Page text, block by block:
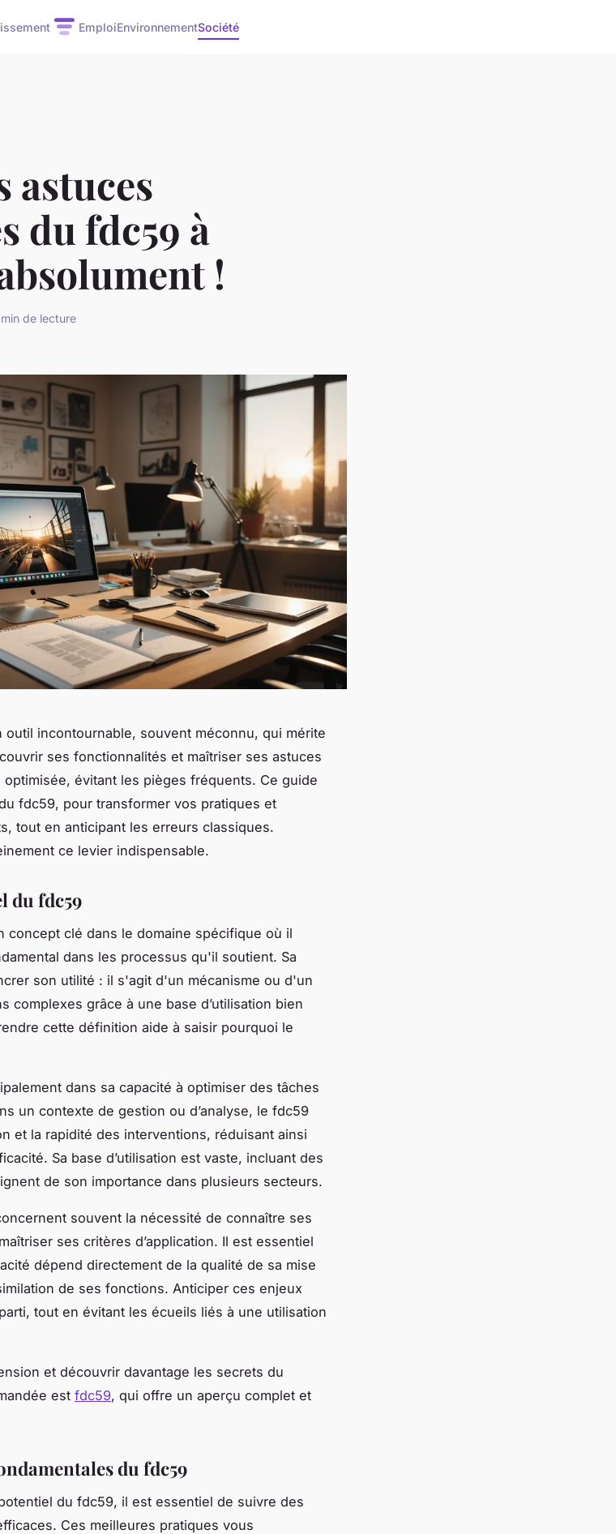
EmploiEnvironnementSociété
astuces
du fdc59 à
!
de lecture
outil incontournable, souvent méconnu, qui mérite
ses fonctionnalités et maîtriser ses astuces
évitant les pièges fréquents. Ce guide
fdc59, pour transformer vos pratiques et
tout en anticipant les erreurs classiques.
ce levier indispensable.
du fdc59
concept clé dans le domaine spécifique où il
dans les processus qu'il soutient. Sa
son utilité : il s'agit d'un mécanisme ou d'un
complexes grâce à une base d’utilisation bien
cette définition aide à saisir pourquoi le
dans sa capacité à optimiser des tâches
un contexte de gestion ou d’analyse, le fdc59
et la rapidité des interventions, réduisant ainsi
Sa base d’utilisation est vaste, incluant des
de son importance dans plusieurs secteurs.
souvent la nécessité de connaître ses
ses critères d’application. Il est essentiel
dépend directement de la qualité de sa mise
de ses fonctions. Anticiper ces enjeux
tout en évitant les écueils liés à une utilisation
et découvrir davantage les secrets du
est fdc59, qui offre un aperçu complet et
du fdc59
du fdc59, il est essentiel de suivre des
Ces meilleures pratiques vous